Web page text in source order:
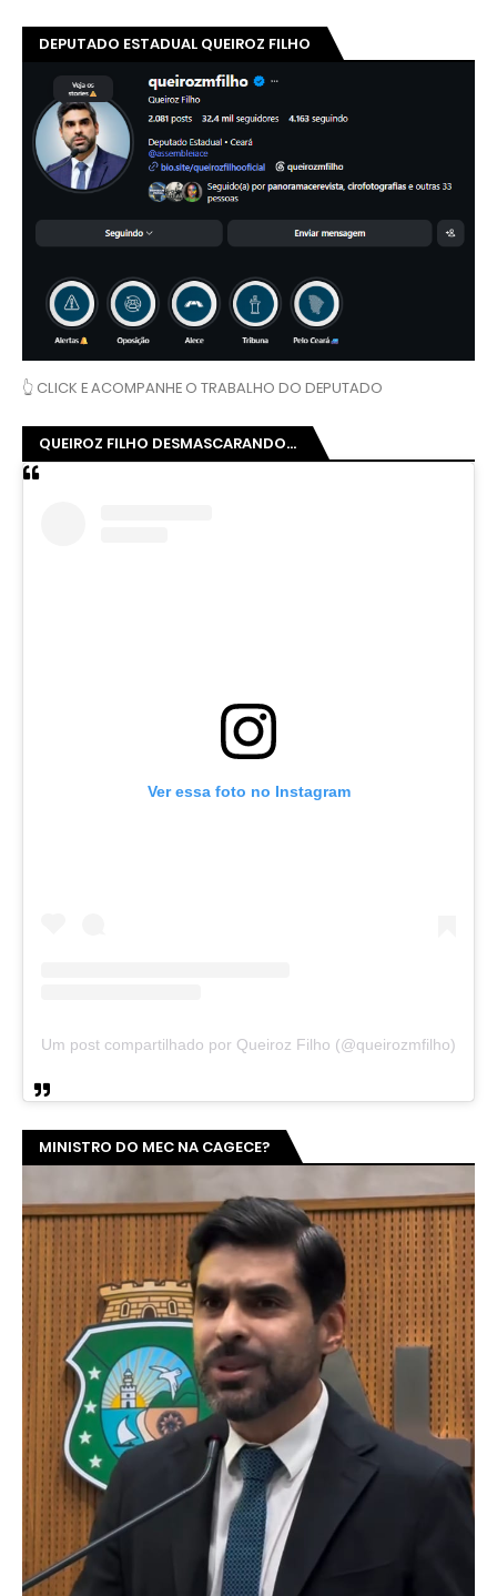
DEPUTADO ESTADUAL QUEIROZ FILHO
👆 CLICK E ACOMPANHE O TRABALHO DO DEPUTADO
QUEIROZ FILHO DESMASCARANDO...
Ver essa foto no Instagram
Um post compartilhado por Queiroz Filho (@queirozmfilho)
MINISTRO DO MEC NA CAGECE?